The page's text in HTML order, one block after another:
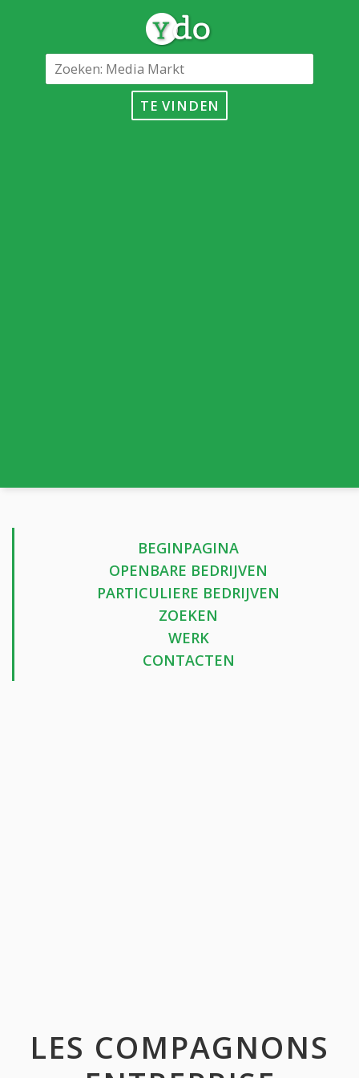
TE VINDEN
BEGINPAGINA
OPENBARE BEDRIJVEN
PARTICULIERE BEDRIJVEN
ZOEKEN
WERK
CONTACTEN
LES COMPAGNONS